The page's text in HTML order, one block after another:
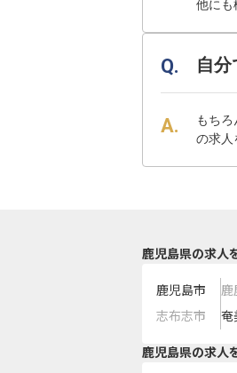
他にも
自
もち
の求人
鹿児島県の求人
鹿児島市 鹿
志布志市
奄
鹿児島県の求人